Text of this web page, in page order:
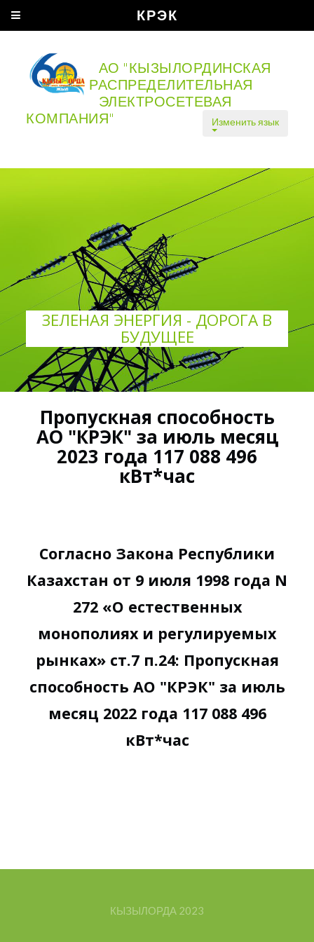
АО "КЫЗЫЛОРДИНСКАЯ
РАСПРЕДЕЛИТЕЛЬНАЯ
ЭЛЕКТРОСЕТЕВАЯ
КОМПАНИЯ"
Изменить язык
ЗЕЛЕНАЯ ЭНЕРГИЯ - ДОРОГА В
БУДУЩЕЕ
Пропускная способность
АО "КРЭК" за июль месяц
2023 года 117 088 496
кВт*час
Согласно Закона Республики
Казахстан от 9 июля 1998 года N
272 «О естественных
монополиях и регулируемых
рынках» ст.7 п.24: Пропускная
способность АО "КРЭК" за июль
месяц 2022 года 117 088 496
кВт*час
КЫЗЫЛОРДА 2023
КРЭК